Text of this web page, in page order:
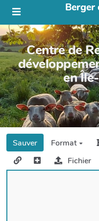
Berger
Centre de
en
Sauver
Format
Fichier